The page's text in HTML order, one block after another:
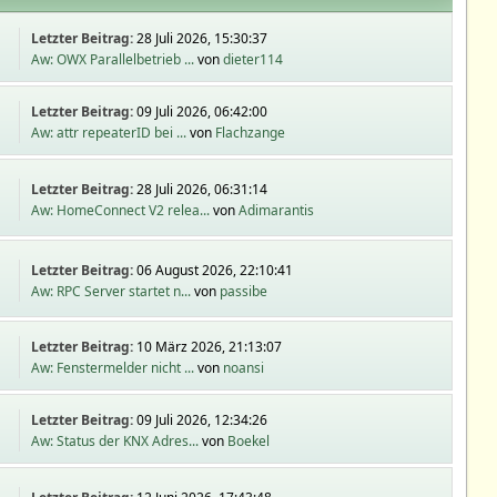
Letzter Beitrag:28 Juli 2026, 15:30:37
Aw: OWX Parallelbetrieb ...vondieter114
Letzter Beitrag:09 Juli 2026, 06:42:00
Aw: attr repeaterID bei ...von Flachzange
Letzter Beitrag:28 Juli 2026, 06:31:14
Aw: HomeConnect V2 relea...vonAdimarantis
Letzter Beitrag:06 August 2026, 22:10:41
Aw: RPC Server startet n...von passibe
Letzter Beitrag: 10 März 2026, 21:13:07
Aw: Fenstermelder nicht ...von noansi
Letzter Beitrag:09 Juli 2026, 12:34:26
Aw: Status der KNX Adres...von Boekel